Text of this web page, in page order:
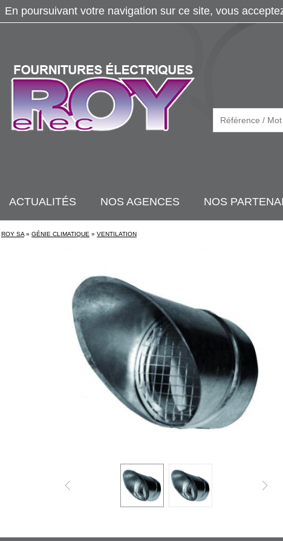
ACTUALITÉS NOS AGENCES NOS
ROY SA » GÉNIE CLIMATIQUE » VENTILATION
En poursuivant votre navigation sur ce site, vous